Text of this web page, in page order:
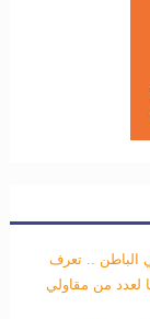
الباطن .. تعرف
لعدد من مقاولي